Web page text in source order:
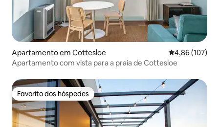
Apartamento em Cottesloe Classificação
4,86 (107)
Apartamento com vista para a praia de Cottesloe
Favorito dos hóspedes
Favorito dos hóspedes